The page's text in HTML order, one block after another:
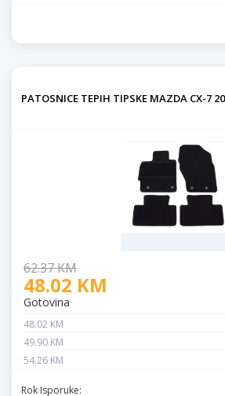
PATOSNICE TEPIH TIPSKE MAZDA CX-7
62.37 KM
48.02 KM
Gotovina
48.02 KM
49.90 KM
54.26 KM
Rok Isporuke: